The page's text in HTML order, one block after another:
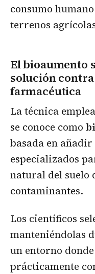
consumo
terrenos
El bioaumento
solución
farmacéutica
La técnica
se conoce como
basada en
especializados
natural del suelo
contaminantes.
Los científicos
manteniéndolas
un entorno
prácticamente